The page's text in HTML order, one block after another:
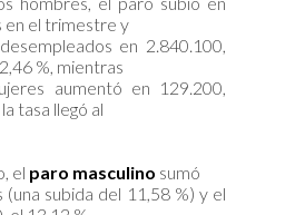
en el trimestre y
en 2.840.100,
%, mientras
aumentó en 129.200,
tasa llegó al
el paro masculino sumó
subida del 11,58 %) y el